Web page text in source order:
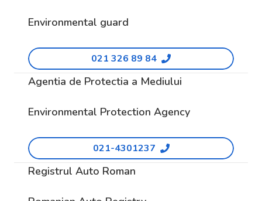
Environmental guard
021 326 89 84
Agentia de Protectia a Mediului
Environmental Protection Agency
021-4301237
Registrul Auto Roman